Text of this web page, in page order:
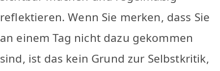
reflektieren. Wenn Sie merken, dass Sie
an einem Tag nicht dazu gekommen
sind, ist das kein Grund zur Selbstkritik,